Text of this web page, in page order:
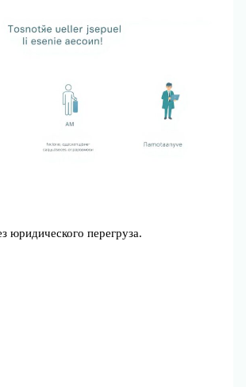
юридического перегруза.